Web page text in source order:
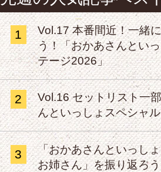
1
Vol.17 本番間近！一緒
う！「おかあさんとい
テージ2026」
2
Vol.16 セットリスト一
んといっしょスペシャ
3
「おかあさんといっし
お姉さん」を振り返ろ